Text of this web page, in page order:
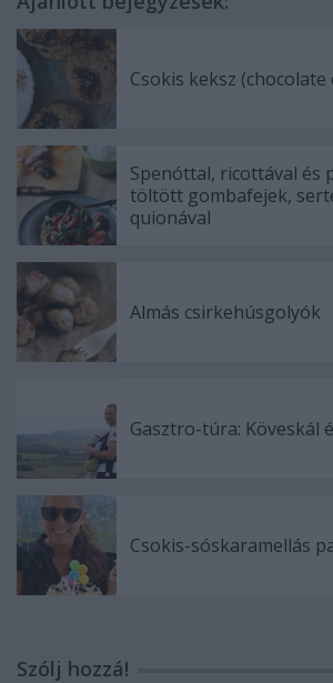
Csokis keksz (chocolate
Spenóttal, ricottával és
töltött gombafejek,
quionával
Almás csirkehúsgolyók
Gasztro-túra: Köveskál
Csokis-sóskaramellás
Szólj hozzá!